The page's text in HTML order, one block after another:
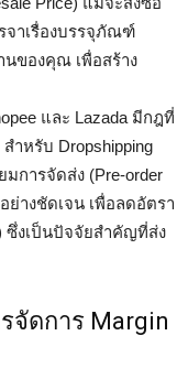
จาเรื่องบรรจุภัณฑ์
นของคุณ เพื่อสร้าง
และ Lazada มีกฎที่
สำหรับ Dropshipping
มการจัดส่ง (Pre-order
ย่างชัดเจน เพื่อลดอัตรา
ซึ่งเป็นปัจจัยสำคัญที่ส่ง
จัดการ Margin